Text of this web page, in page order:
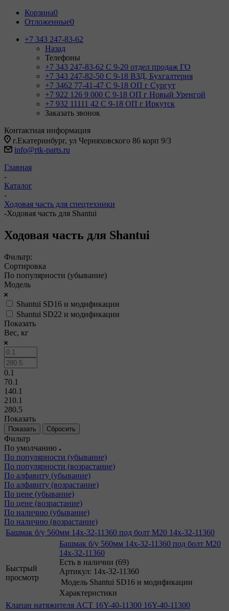
Корзина0
Отложенные0
+7 343 247-83-62
Назад
Телефоны
+7 343 247-83-62 С 9-20 отдел продаж ГО
+7 343 247-82-50 С 9-18 ВЗД, Бухгалтерия
+7 3462 77-41-47 С 9-18 ОП г Сургут
+7 922 126 9 000 С 9-18 ОП г Новый Уренгой
+7 932 11111 42 С 9-18 ОП г Иркутск
Заказать звонок
Контактная информация
г.Екатеринбург, ул Черняховского 86 корп 9/3
info@rtk-parts.ru
Главная
-
Каталог
-
Ходовая часть для спецтехники
-Ходовая часть для Shantui
Ходовая часть для Shantui
Фильтр:
Сортировка
По популярности (убывание)
Модель
Shantui SD16 и модификации
Shantui SD22 и модификации
Показать
Вес, кг
0.1
70.1
140.1
210.1
280.5
Показать
Сбросить
Фильтр
По умолчанию
По популярности (убывание)
По популярности (возрастание)
По алфавиту (убывание)
По алфавиту (возрастание)
По цене (убывание)
По цене (возрастание)
По наличию (убывание)
По наличию (возрастание)
Башмак б/у 560мм 14x-32-11360 под болт М20 14x-32-11360
Быстрый
просмотр
Башмак б/у 560мм 14x-32-11360 под болт М20
14x-32-11360
Есть в наличии (69)
Артикул: 14x-32-11360
Модель Shantui SD16 и модификации
Характеристики
Клапан натяжителя ACT 16Y-40-11300 16Y-40-11300